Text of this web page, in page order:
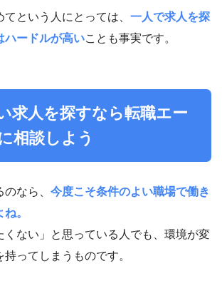
という人にとっては、 一人で求人を探
ハードルが高いことも事実です。
求人を探すなら転職エー
相談しよう
なら、 今度こそ条件のよい職場で働き
。
くない」と思っている人でも、環境が変
ってしまうものです。